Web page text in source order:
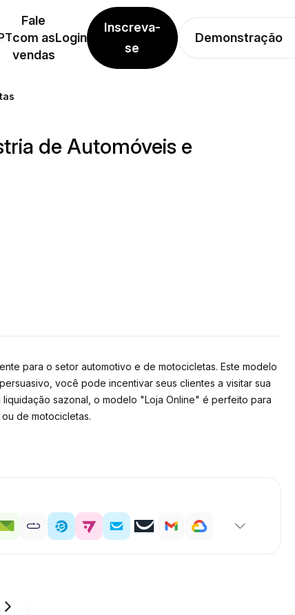
Fale
com as
vendas
Login
Inscreva-
se
Demonstração
de Automóveis e
para o setor automotivo e de motocicletas. Este modelo
você pode incentivar seus clientes a visitar sua
sazonal, o modelo "Loja Online" é perfeito para
de motocicletas.